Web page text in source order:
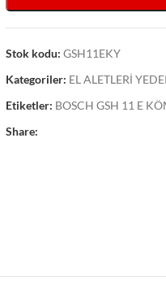
Stok kodu: GSH11EKY
Kategoriler: EL ALETLERİ
Etiketler: BOSCH GSH 11 E
Share: